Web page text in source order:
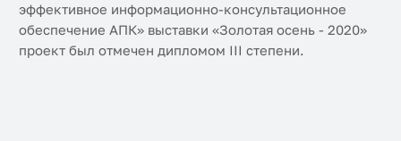
эффективное информационно-консультационное
обеспечение АПК» выставки «Золотая осень - 2020»
проект был отмечен дипломом III степени.